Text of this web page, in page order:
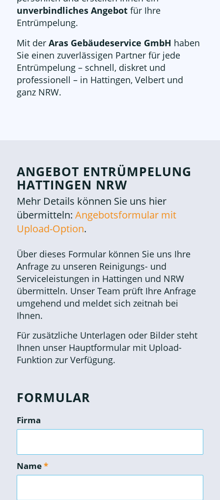
unverbindliches Angebotfür Ihre
Entrümpelung.
Mit der Aras Gebäudeservice GmbH haben
Sie einen zuverlässigen Partner für jede
Entrümpelung – schnell, diskret und
professionell – in Hattingen, Velbert und
ganz NRW.
ANGEBOT ENTRÜMPELUNG
HATTINGEN NRW
Mehr Details können Sie uns hier
übermitteln: Angebotsformular mit
Upload-Option.
Über dieses Formular können Sie uns Ihre
Anfrage zu unseren Reinigungs- und
Serviceleistungen in Hattingen und NRW
übermitteln. Unser Team prüft Ihre Anfrage
umgehend und meldet sich zeitnah bei
Ihnen.
Für zusätzliche Unterlagen oder Bilder steht
Ihnen unser Hauptformular mit Upload-
Funktion zur Verfügung.
FORMULAR
Firma
Name*